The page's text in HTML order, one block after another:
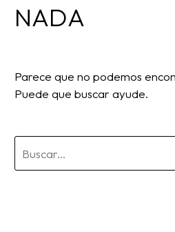
NADA
Parece que no podemos
Puede que buscar ayude.